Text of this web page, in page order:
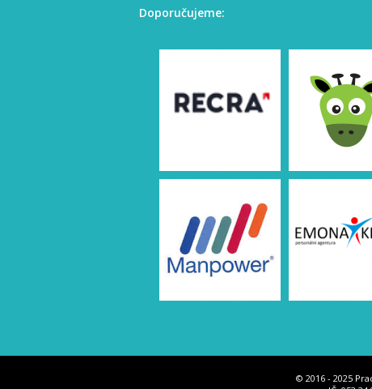
Doporučujeme:
© 2016 - 2025